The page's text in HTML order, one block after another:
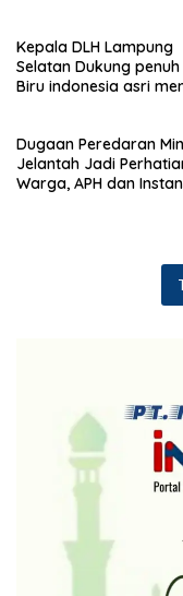
Kepala DLH Lampung
Selatan Dukung
Biru indonesia asri
Dugaan Peredaran
Jelantah Jadi
Warga, APH dan